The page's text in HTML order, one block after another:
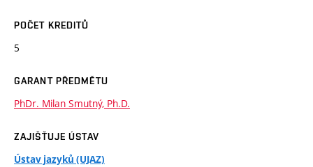
POČET KREDITŮ
5
GARANT PŘEDMĚTU
PhDr. Milan Smutný, Ph.D.
ZAJIŠŤUJE ÚSTAV
Ústav jazyků (UJAZ)